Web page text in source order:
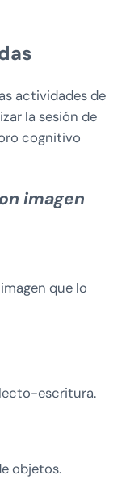
actividades de
la sesión de
cognitivo
imagen
que lo
escritura.
objetos.